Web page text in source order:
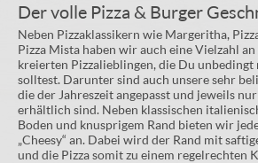
Der volle Pizza & Burger
Neben Pizzaklassikern wie Margeritha,
Pizza Mista haben wir auch eine Vielzahl
kreierten Pizzalieblingen, die Du unbedingt
solltest. Darunter sind auch unsere sehr
die der Jahreszeit angepasst und jeweils
erhältlich sind. Neben klassischen
Boden und knusprigem Rand bieten wir
„Cheesy“ an. Dabei wird der Rand mit
und die Pizza somit zu einem regelrechten